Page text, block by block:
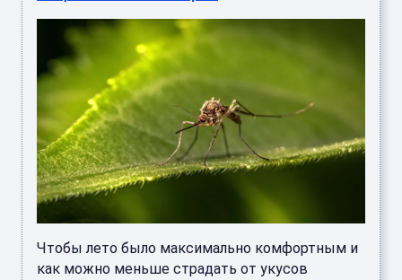
Чтобы лето было максимально комфортным и
как можно меньше страдать от укусов